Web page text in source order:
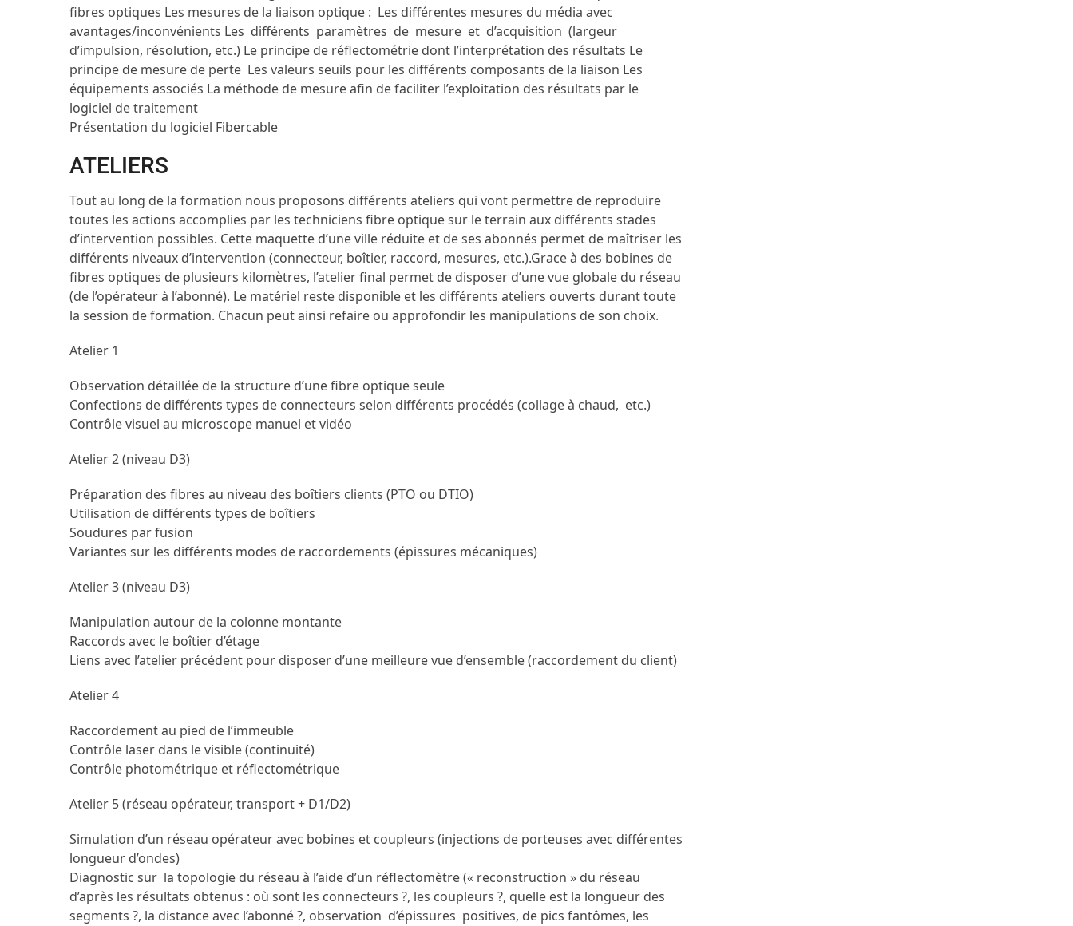
fibres optiques Les mesures de la liaison optique : Les différentes mesures du média avec
avantages/inconvénients Les différents paramètres de mesure et d’acquisition (largeur
d’impulsion, résolution, etc.) Le principe de réflectométrie dont l’interprétation des résultats Le
principe de mesure de perte Les valeurs seuils pour les différents composants de la liaison Les
équipements associés La méthode de mesure afin de faciliter l’exploitation des résultats par le
logiciel de traitement
Présentation du logiciel Fibercable
ATELIERS
Tout au long de la formation nous proposons différents ateliers qui vont permettre de reproduire
toutes les actions accomplies par les techniciens fibre optique sur le terrain aux différents stades
d’intervention possibles. Cette maquette d’une ville réduite et de ses abonnés permet de maîtriser les
différents niveaux d’intervention (connecteur, boîtier, raccord, mesures, etc.).Grace à des bobines de
fibres optiques de plusieurs kilomètres, l’atelier final permet de disposer d’une vue globale du réseau
(de l’opérateur à l’abonné). Le matériel reste disponible et les différents ateliers ouverts durant toute
la session de formation. Chacun peut ainsi refaire ou approfondir les manipulations de son choix.
Atelier 1
Observation détaillée de la structure d’une fibre optique seule
Confections de différents types de connecteurs selon différents procédés (collage à chaud, etc.)
Contrôle visuel au microscope manuel et vidéo
Atelier 2 (niveau D3)
Préparation des fibres au niveau des boîtiers clients (PTO ou DTIO)
Utilisation de différents types de boîtiers
Soudures par fusion
Variantes sur les différents modes de raccordements (épissures mécaniques)
Atelier 3 (niveau D3)
Manipulation autour de la colonne montante
Raccords avec le boîtier d’étage
Liens avec l’atelier précédent pour disposer d’une meilleure vue d’ensemble (raccordement du client)
Atelier 4
Raccordement au pied de l’immeuble
Contrôle laser dans le visible (continuité)
Contrôle photométrique et réflectométrique
Atelier 5 (réseau opérateur, transport + D1/D2)
Simulation d’un réseau opérateur avec bobines et coupleurs (injections de porteuses avec différentes
longueur d’ondes)
Diagnostic sur la topologie du réseau à l’aide d’un réflectomètre (« reconstruction » du réseau
d’après les résultats obtenus : où sont les connecteurs ?, les coupleurs ?, quelle est la longueur des
segments ?, la distance avec l’abonné ?, observation d’épissures positives, de pics fantômes, les